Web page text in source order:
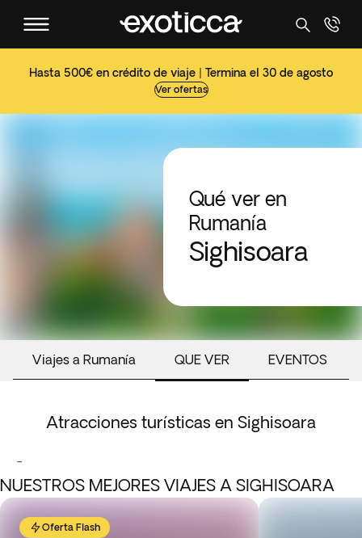
Hasta 500€ en crédito de viaje | Termina el 30 de agosto
Ver ofertas
Qué ver en
Rumanía
Sighisoara
Viajes a Rumanía QUE VER EVENTOS
Atracciones turísticas en Sighisoara
-
NUESTROS MEJORES VIAJES A SIGHISOARA
Oferta Flash